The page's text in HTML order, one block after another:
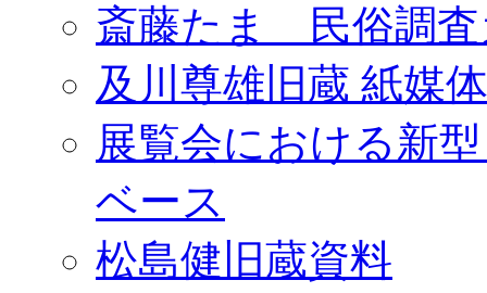
斎藤たま 民俗調査
及川尊雄旧蔵 紙媒
展覧会における新
ベース
松島健旧蔵資料